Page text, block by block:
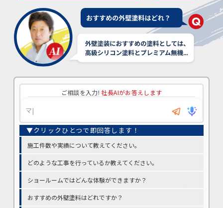
ご相談を入力! 社長AIがお答えします
施工件数や実績について教えてください。
どのような工事を行っているか教えてください。
ショールームではどんな体験ができますか？
おすすめの外壁塗料はどれですか？